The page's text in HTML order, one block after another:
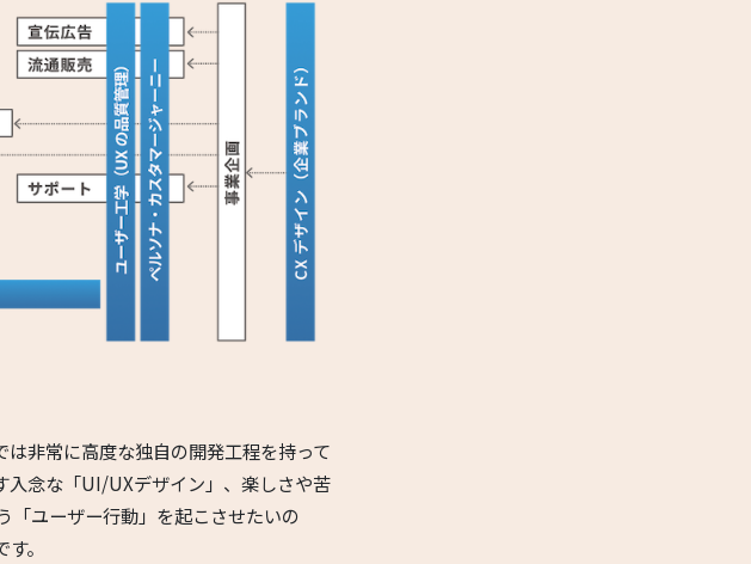
非常に高度な独自の開発工程を持って
入念な「UI/UXデザイン」、楽しさや苦
「ユーザー行動」を起こさせたいの
。